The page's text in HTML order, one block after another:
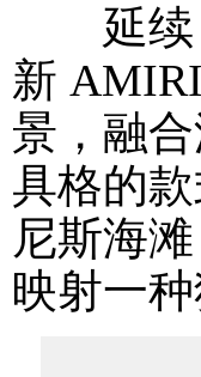
延续
新
景，融
具格的
尼斯海
映射一